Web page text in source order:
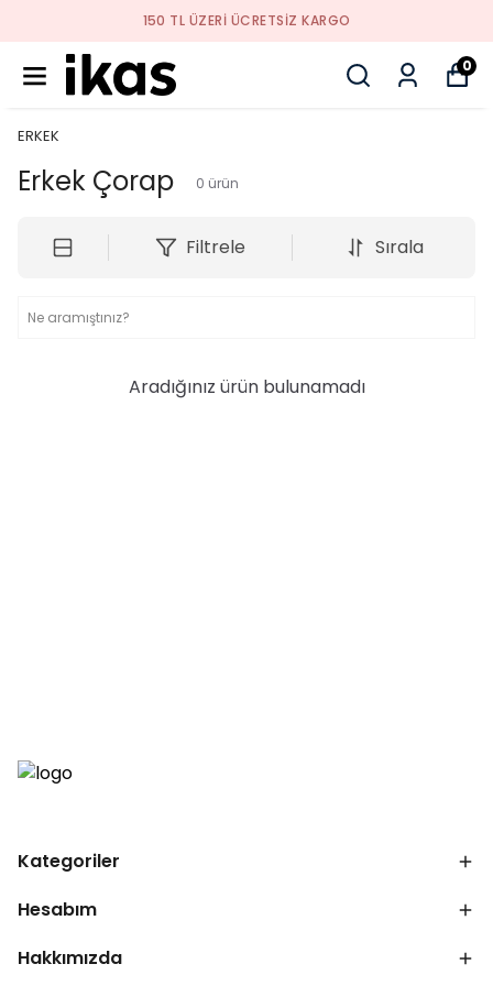
150 TL ÜZERI ÜCRETSIZ KARGO
0
ERKEK
Erkek Çorap 0 ürün
Filtrele Sırala
Aradığınız ürün bulunamadı
Kategoriler
Hesabım
Hakkımızda